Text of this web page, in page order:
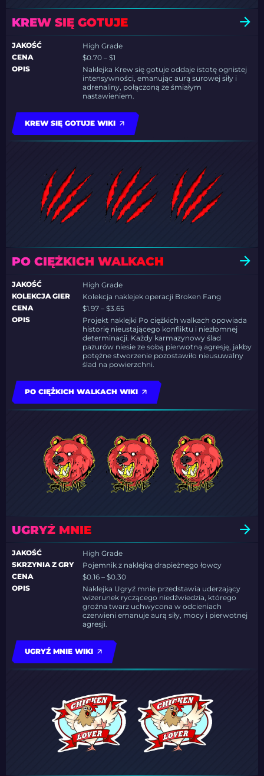
KREW SIĘ GOTUJE
JAKOŚĆ
High Grade
CENA
$0.70 – $1
OPIS
Naklejka Krew się gotuje oddaje istotę ognistej
intensywności, emanując aurą surowej siły i
adrenaliny, połączoną ze śmiałym
nastawieniem.
KREW SIĘ GOTUJE WIKI
PO CIĘŻKICH WALKACH
JAKOŚĆ
High Grade
KOLEKCJA GIER
Kolekcja naklejek operacji Broken Fang
CENA
$1.97 – $3.65
OPIS
Projekt naklejki Po ciężkich walkach opowiada
historię nieustającego konfliktu i niezłomnej
determinacji. Każdy karmazynowy ślad
pazurów niesie ze sobą pierwotną agresję, jakby
potężne stworzenie pozostawiło nieusuwalny
ślad na powierzchni.
PO CIĘŻKICH WALKACH WIKI
UGRYŹ MNIE
JAKOŚĆ
High Grade
SKRZYNIA Z GRY
Pojemnik z naklejką drapieżnego łowcy
CENA
$0.16 – $0.30
OPIS
Naklejka Ugryź mnie przedstawia uderzający
wizerunek ryczącego niedźwiedzia, którego
groźna twarz uchwycona w odcieniach
czerwieni emanuje aurą siły, mocy i pierwotnej
agresji.
UGRYŹ MNIE WIKI